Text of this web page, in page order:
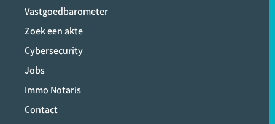
Vastgoedbarometer
Zoek een akte
Cybersecurity
Jobs
Immo Notaris
Contact